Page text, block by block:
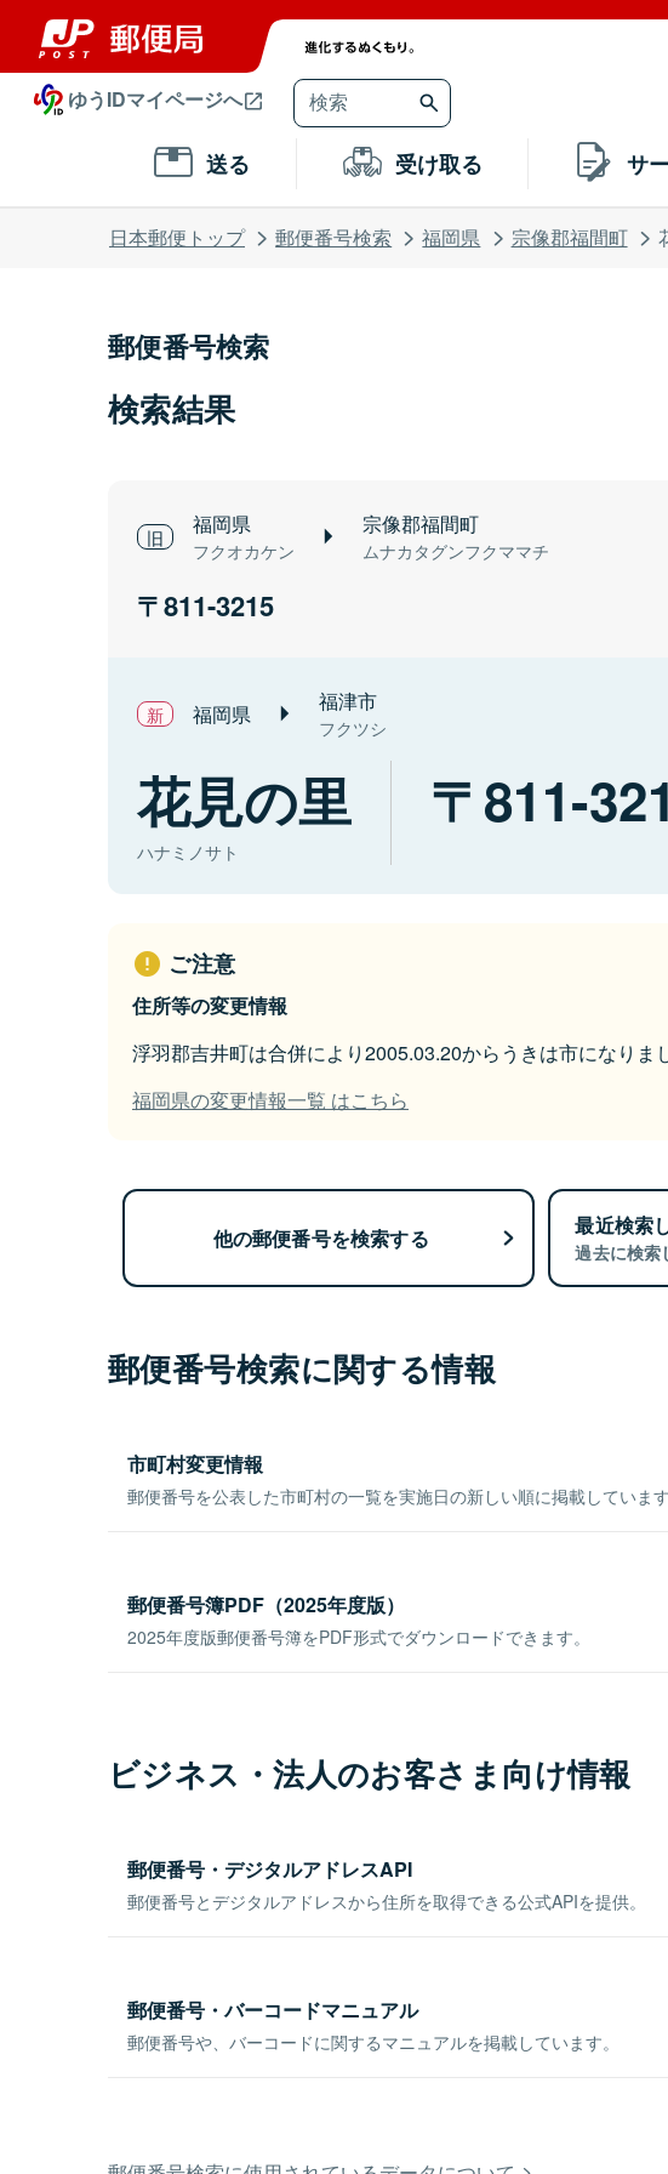
ゆうIDマイページへ
送る 受け取る サ
日本郵便トップ 郵便番号検索 福岡県 宗像郡福間町
郵便番号検索
検索結果
福岡県
フクオカケン
宗像郡福間町
ムナカタグンフクママチ
811-3215
福岡県 福津市
フクツシ
花見の里
ハナミノサト
811-
ご注意
住所等の変更情報
浮羽郡吉井町は合併により2005.03.20からうきは市になりま
福岡県の変更情報一覧 はこちら
他の郵便番号を検索する 最近検索
過去に検索
郵便番号検索に関する情報
市町村変更情報
郵便番号を公表した市町村の一覧を実施日の新しい順に掲載しています
郵便番号簿PDF（2025年度版）
2025年度版郵便番号簿をPDF形式でダウンロードできます。
ビジネス・法人のお客さま向け情報
郵便番号・デジタルアドレスAPI
郵便番号とデジタルアドレスから住所を取得できる公式APIを提供。
郵便番号・バーコードマニュアル
郵便番号や、バーコードに関するマニュアルを掲載しています。